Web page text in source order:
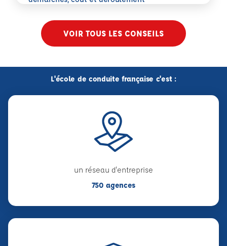
VOIR TOUS LES CONSEILS
L'école de conduite française c'est :
un réseau d'entreprise
750 agences